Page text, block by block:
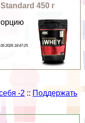
450 г
06 2026 18:47:25
-2 :: Поддержать